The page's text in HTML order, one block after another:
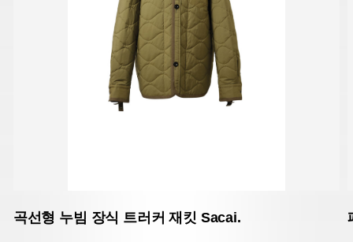
곡선형 누빔 장식 트러커 재킷 Sacai.